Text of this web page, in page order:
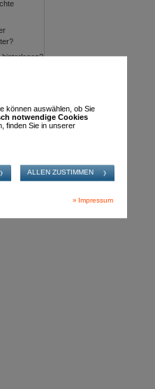
hinterlegen?
können auswählen, ob Sie
notwendige Cookies
finden Sie in unserer
Impressum